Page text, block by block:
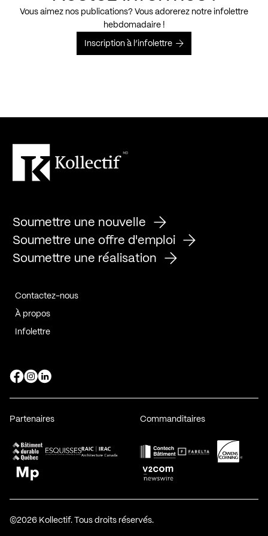
Vous aimez nos publications? Vous adorerez notre infolettre
hebdomadaire !
Inscription à l’infolettre
Soumettre une nouvelle
Soumettre une offre d'emploi
Soumettre une réalisation
Contactez-nous
À propos
Infolettre
Page Facebook de Kollectif
Page Instagram de Kollectif
Page Linkedin de Kollectif
Partenaires
Bâtiment-Durable-Québec-1
Commanditaires
Contech-2
©2026 Kollectif. Tous droits réservés.